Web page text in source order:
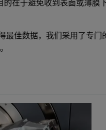
在于避免收到表面或薄膜
最佳数据，我们采用了专门